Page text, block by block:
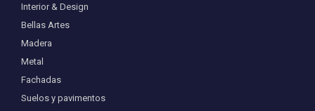
Interior & Design
Bellas Artes
Madera
Metal
Fachadas
Suelos y pavimentos